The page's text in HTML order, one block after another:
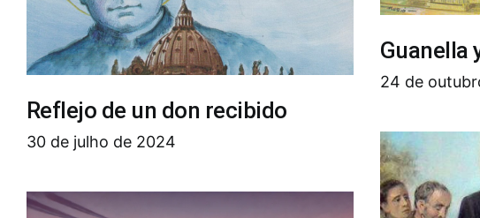
Guanella
24 de
Reflejo de un don recibido
30 de julho de 2024